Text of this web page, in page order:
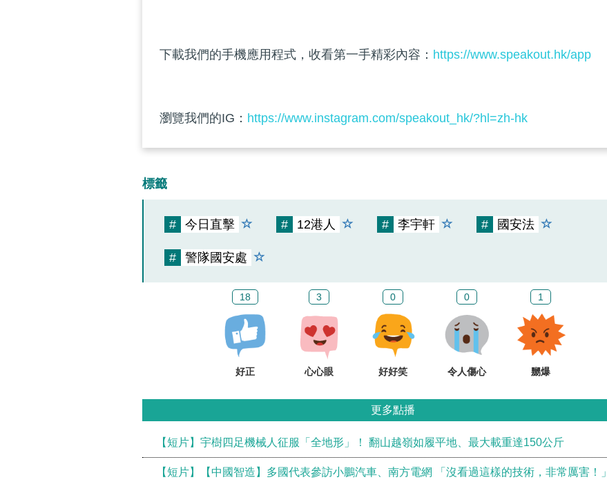
下載我們的手機應用程式，收看第一手精彩內容： https://www.speakout.hk/app
瀏覽我們的IG： https://www.instagram.com/speakout_hk/?hl=zh-hk
標籤
# 今日直擊 # 12港人 # 李宇軒 # 國安法
# 警隊國安處
18
好正
3
心心眼
0
好好笑
0
令人傷心
1
嬲爆
更多點播
【短片】宇樹四足機械人征服「全地形」！ 翻山越嶺如履平地、最大載重達150公斤
【短片】【中國智造】多國代表參訪小鵬汽車、南方電網 「沒看過這樣的技術，非常厲害！」